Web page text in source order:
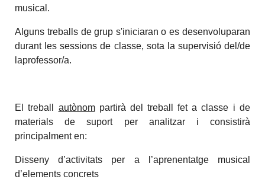
musical.
Alguns treballs de grup s'iniciaran o es desenvoluparan
durant les sessions de classe, sota la supervisió del/de
laprofessor/a.
El treball autònompartirà del treball fet a classe i de
materials de suport per analitzar i consistirà
principalment en:
Disseny d’activitats per a l’aprenentatge musical
d’elements concrets